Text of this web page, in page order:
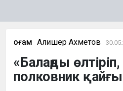
Қоғам Алишер Ахметов
«Балаңды
полковник